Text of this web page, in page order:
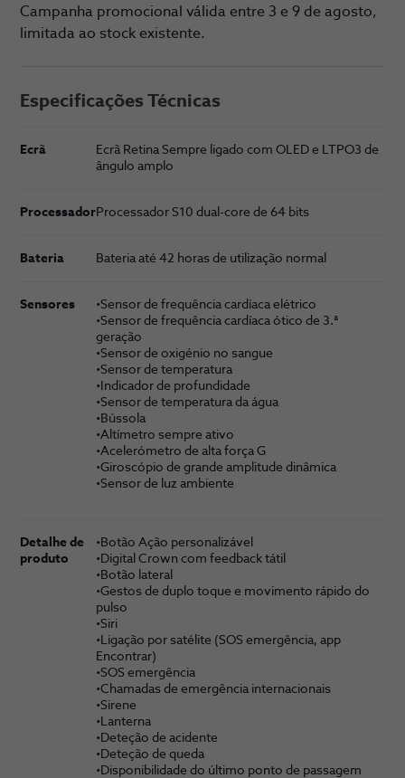
Campanha promocional válida entre 3 e 9 de agosto,
limitada ao stock existente.
Especificações Técnicas
Ecrã
Ecrã Retina Sempre ligado com OLED e LTPO3 de
ângulo amplo
ProcessadorProces­sador S10 dual-core de 64 bits
Bateria Bateria até 42 horas de utilização normal
Sensores
•Sensor de frequência cardíaca elétrico
•Sensor de frequência cardíaca ótico de 3.ª
geração
•Sensor de oxigénio no sangue
•Sensor de temperatura
•Indicador de profundidade
•Sensor de temperatura da água
•Bússola
•Altímetro sempre ativo
•Acelerómetro de alta força G
•Giroscópio de grande amplitude dinâmica
•Sensor de luz ambiente
Detalhe de
produto
•Botão Ação personalizável
•Digital Crown com feedback tátil
•Botão lateral
•Gestos de duplo toque e movimento rápido do
pulso
•Siri
•Ligação por satélite (SOS emergência, app
Encontrar)
•SOS emergência
•Chamadas de emergência internacionais
•Sirene
•Lanterna
•Deteção de acidente
•Deteção de queda
•Disponi­bilidade do último ponto de passagem